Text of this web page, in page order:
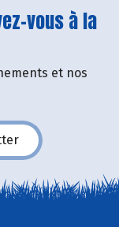
vous à la
et nos